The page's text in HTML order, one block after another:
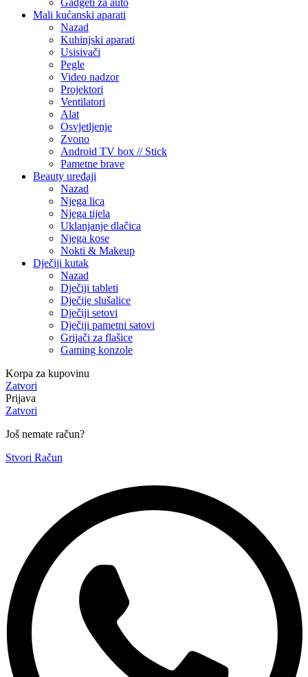
Gadgeti za auto
Mali kućanski aparati
Nazad
Kuhinjski aparati
Usisivači
Pegle
Video nadzor
Projektori
Ventilatori
Alat
Osvjetljenje
Zvono
Android TV box // Stick
Pametne brave
Beauty uređaji
Nazad
Njega lica
Njega tijela
Uklanjanje dlačica
Njega kose
Nokti & Makeup
Dječiji kutak
Nazad
Dječiji tableti
Dječije slušalice
Dječiji setovi
Dječiji pametni satovi
Grijači za flašice
Gaming konzole
Korpa za kupovinu
Zatvori
Prijava
Zatvori
Još nemate račun?
Stvori Račun